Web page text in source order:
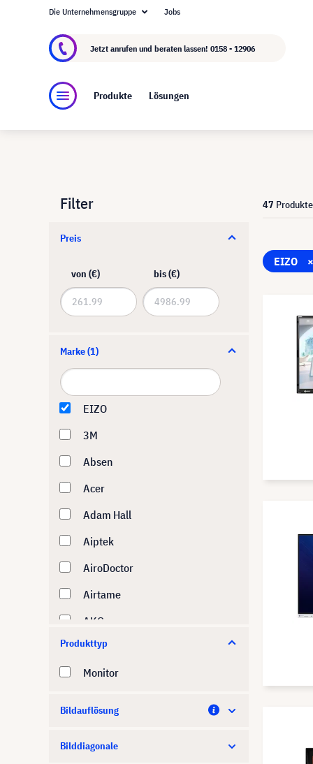
Über visunext.at
Die Unternehmensgruppe Jobs
Jetzt anrufen und beraten lassen! 0158 - 12906
Produkte Lösungen
Filter
Preis
von (€) bis (€)
Marke(1)
EIZO
3M
Absen
Acer
Adam Hall
Aiptek
AiroDoctor
Airtame
AKG
Amaran
Anthem
APC
Produkttyp
Monitor
Bildauflösung
Bilddiagonale
47 Produkte
EIZO ×